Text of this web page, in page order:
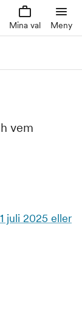
Mina val Meny
vem
juli 2025 eller